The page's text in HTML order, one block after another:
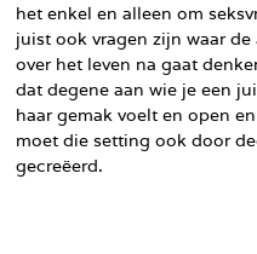
het enkel en alleen om
juist ook vragen zijn waar
over het leven na gaat
dat degene aan wie je een
haar gemak voelt en open
moet die setting ook door
gecreëerd.